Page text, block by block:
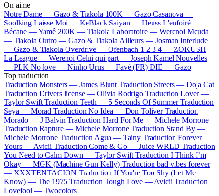
On aime
Notre Dame — Gazo & Tiakola 100K — Gazo Casanova —
Soolking Laisse Moi — KeBlack Saiyan — Heuss L'enfoiré
Bécane —Yamê 200K — Tiakola Laboratoire — Werenoi Meuda
— Tiakola Outro — Gazo & Tiakola Ailleurs — Josman Interlude
— Gazo & Tiakola Overdrive — Ofenbach 1 2 3 4 — ZOKUSH
La League — Werenoi Celui qui part — Joseph Kamel Nouvelles
— PLK No love — Ninho Urus — Favé (FR) DIE — Gazo
Top traduction
Traduction Monsters — James Blunt Traduction Streets — Doja Cat
Traduction Drivers license — Olivia Rodrigo Traduction Lover —
Taylor Swift Traduction Teeth — 5 Seconds Of Summer Traduction
Seya — Morad Traduction No Idea — Don Toliver Traduction
Morado — J Balvin Traduction Hard For Me — Michele Morrone
Traduction Rapture — Michele Morrone Traduction Stand By —
Michele Morrone Traduction Agua — Tainy Traduction Forever
Yours — Avicii Traduction Come & Go — Juice WRLD Traduction
You Need to Calm Down — Taylor Swift Traduction I Think I’m
Okay — MGK (Machine Gun Kelly) Traduction bad vibes forever
— XXXTENTACION Traduction If You're Too Shy (Let Me
Know) — The 1975 Traduction Tough Love — Avicii Traduction
Lovefool — Twocolors